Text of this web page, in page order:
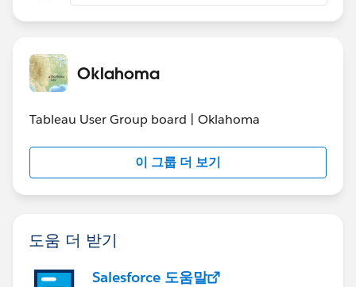
Oklahoma
Tableau User Group board | Oklahoma
이 그룹 더 보기
도움 더 받기
Salesforce 도움말